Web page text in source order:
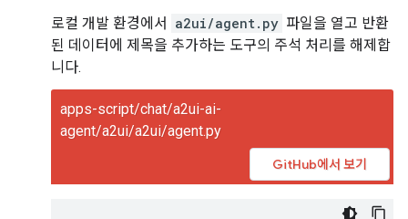
로컬 개발 환경에서
a2ui/agent.py 파일을 열고 반환
된 데이터에 제목을 추가하는 도구의 주석 처리를 해제합
니다.
apps-script/chat/a2ui-ai-
agent/a2ui/a2ui/agent.py
GitHub에서 보기